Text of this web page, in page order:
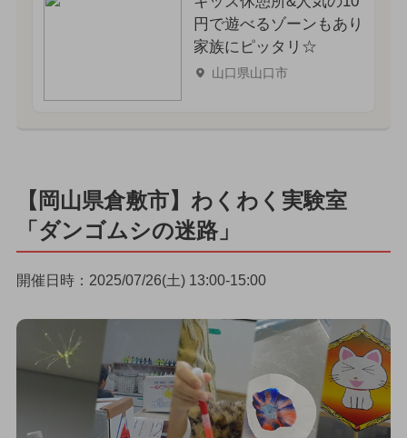
円で遊べるゾーンもあり
家族にピッタリ☆
山口県山口市
【岡山県倉敷市】わくわく実験室
「ダンゴムシの迷路」
開催日時：2025/07/26(土) 13:00-15:00